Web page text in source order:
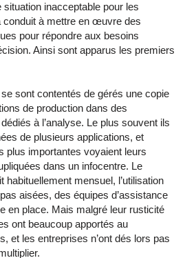
inacceptable pour les
conduit à mettre en œuvre des
pour répondre aux besoins
Ainsi sont apparus les premiers
sont contentés de gérés une copie
de production dans des
à l’analyse. Le plus souvent ils
de plusieurs applications, et
plus importantes voyaient leurs
dans un infocentre. Le
habituellement mensuel, l’utilisation
aisées, des équipes d’assistance
en place. Mais malgré leur rusticité
ont beaucoup apportés au
et les entreprises n’ont dés lors pas